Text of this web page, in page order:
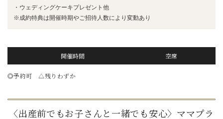
・ウェディングケーキプレゼント他
※成約特典は開催時期やご招待人数により変動あり
開催時間 空席
◎予約可 △残りわずか
〈出産前でもお子さんと一緒でも安心〉ママプラ